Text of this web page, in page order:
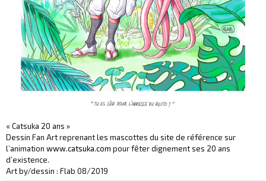
« Catsuka 20 ans »
Dessin Fan Art reprenant les mascottes du site de référence sur
l’animation www.catsuka.com pour fêter dignement ses 20 ans
d’existence.
Art by/dessin : Flab 08/2019